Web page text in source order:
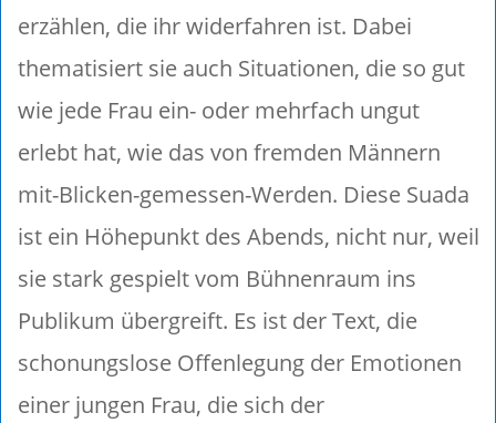
erzählen, die ihr widerfahren ist. Dabei
thematisiert sie auch Situationen, die so gut
wie jede Frau ein- oder mehrfach ungut
erlebt hat, wie das von fremden Männern
mit-Blicken-gemessen-Werden. Diese Suada
ist ein Höhepunkt des Abends, nicht nur, weil
sie stark gespielt vom Bühnenraum ins
Publikum übergreift. Es ist der Text, die
schonungslose Offenlegung der Emotionen
einer jungen Frau, die sich der